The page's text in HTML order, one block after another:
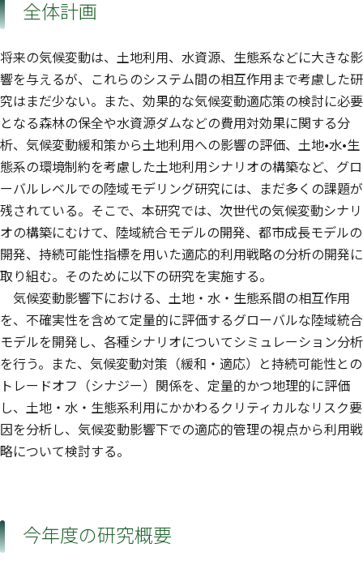
全体計画
将来の気候変動は、土地利用、水資源、生態系などに大きな影
響を与えるが、これらのシステム間の相互作用まで考慮した研
究はまだ少ない。また、効果的な気候変動適応策の検討に必要
となる森林の保全や水資源ダムなどの費用対効果に関する分
析、気候変動緩和策から土地利用への影響の評価、土地•水•生
態系の環境制約を考慮した土地利用シナリオの構築など、グロ
ーバルレベルでの陸域モデリング研究には、まだ多くの課題が
残されている。そこで、本研究では、次世代の気候変動シナリ
オの構築にむけて、陸域統合モデルの開発、都市成長モデルの
開発、持続可能性指標を用いた適応的利用戦略の分析の開発に
取り組む。そのために以下の研究を実施する。
気候変動影響下における、土地・水・生態系間の相互作用
を、不確実性を含めて定量的に評価するグローバルな陸域統合
モデルを開発し、各種シナリオについてシミュレーション分析
を行う。また、気候変動対策（緩和・適応）と持続可能性との
トレードオフ（シナジー）関係を、定量的かつ地理的に評価
し、土地・水・生態系利用にかかわるクリティカルなリスク要
因を分析し、気候変動影響下での適応的管理の視点から利用戦
略について検討する。
今年度の研究概要